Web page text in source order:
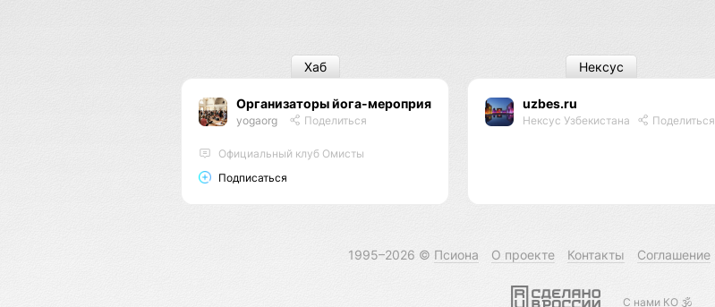
Организаторы йога-мероприятий
yogaorg Поделиться
Официальный клуб Омисты
Подписаться
Хаб
uzbes.ru
Нексус Узбекистана Поделиться
Нексус
1995–2026 © Псиона О проекте Контакты Соглашение
С нами КО 🕉️